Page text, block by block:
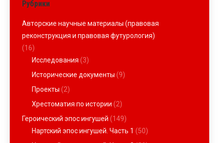
Рубрики
Авторские научные материалы (правовая
реконструкция и правовая футурология)
(16)
Исследования (3)
Исторические документы (9)
Проекты (2)
Хрестоматия по истории (2)
Героический эпос ингушей (149)
Нартский эпос ингушей. Часть 1 (50)